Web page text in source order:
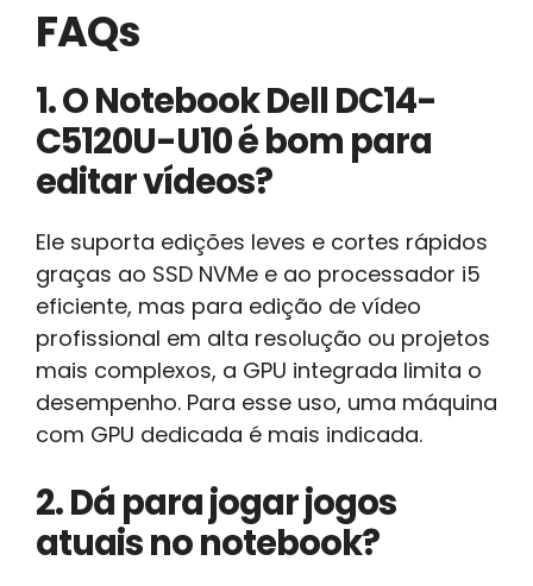
FAQs
1. O Notebook Dell DC14-
C5120U-U10 é bom para
editar vídeos?
Ele suporta edições leves e cortes rápidos
graças ao SSD NVMe e ao processador i5
eficiente, mas para edição de vídeo
profissional em alta resolução ou projetos
mais complexos, a GPU integrada limita o
desempenho. Para esse uso, uma máquina
com GPU dedicada é mais indicada.
2. Dá para jogar jogos
atuais no notebook?